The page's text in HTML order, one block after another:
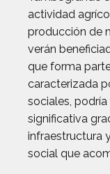
actividad
producción de
verán
que forma
caracterizada
sociales,
significativa
infraestructura
social que